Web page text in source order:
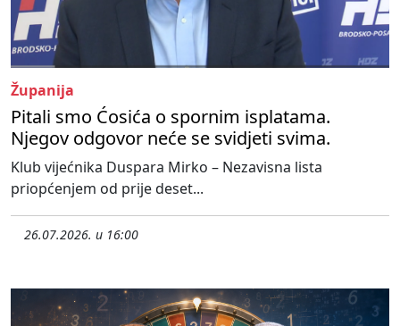
Županija
Pitali smo Ćosića o spornim isplatama.
Njegov odgovor neće se svidjeti svima.
Klub vijećnika Duspara Mirko – Nezavisna lista
priopćenjem od prije deset...
26.07.2026. u 16:00